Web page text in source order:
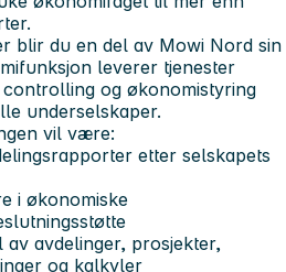
blir du en del av Mowi Nord sin
leverer tjenester
og økonomistyring
underselskaper.
vil være:
etter selskapets
i økonomiske
avdelinger, prosjekter,
og kalkyler